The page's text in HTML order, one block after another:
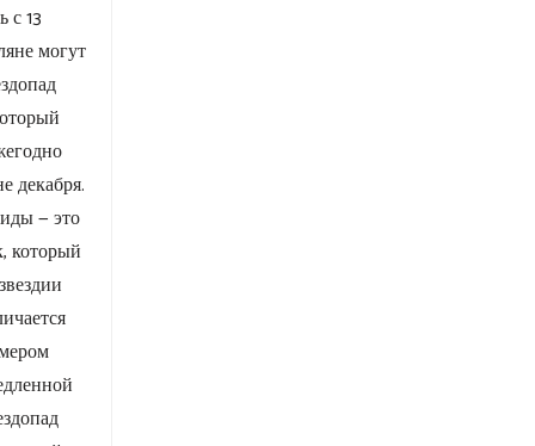
с 13
могут
декабря.
— это
который